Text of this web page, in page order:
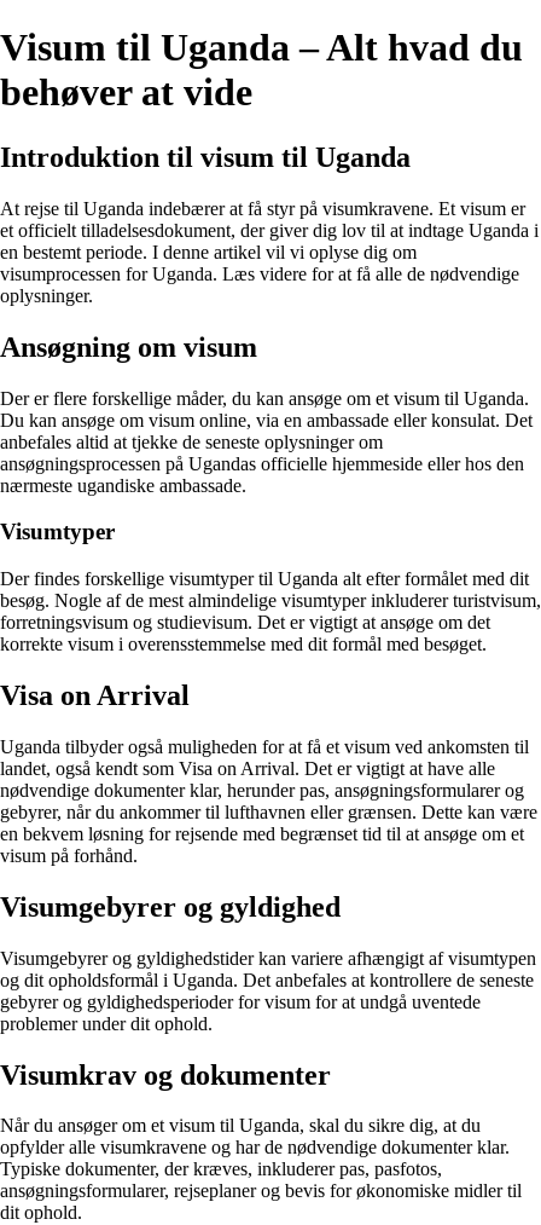
Visum til Uganda – Alt hvad du
behøver at vide
Introduktion til visum til Uganda
At rejse til Uganda indebærer at få styr på visumkravene. Et visum er
et officielt tilladelsesdokument, der giver dig lov til at indtage Uganda i
en bestemt periode. I denne artikel vil vi oplyse dig om
visumprocessen for Uganda. Læs videre for at få alle de nødvendige
oplysninger.
Ansøgning om visum
Der er flere forskellige måder, du kan ansøge om et visum til Uganda.
Du kan ansøge om visum online, via en ambassade eller konsulat. Det
anbefales altid at tjekke de seneste oplysninger om
ansøgningsprocessen på Ugandas officielle hjemmeside eller hos den
nærmeste ugandiske ambassade.
Visumtyper
Der findes forskellige visumtyper til Uganda alt efter formålet med dit
besøg. Nogle af de mest almindelige visumtyper inkluderer turistvisum,
forretningsvisum og studievisum. Det er vigtigt at ansøge om det
korrekte visum i overensstemmelse med dit formål med besøget.
Visa on Arrival
Uganda tilbyder også muligheden for at få et visum ved ankomsten til
landet, også kendt som Visa on Arrival. Det er vigtigt at have alle
nødvendige dokumenter klar, herunder pas, ansøgningsformularer og
gebyrer, når du ankommer til lufthavnen eller grænsen. Dette kan være
en bekvem løsning for rejsende med begrænset tid til at ansøge om et
visum på forhånd.
Visumgebyrer og gyldighed
Visumgebyrer og gyldighedstider kan variere afhængigt af visumtypen
og dit opholdsformål i Uganda. Det anbefales at kontrollere de seneste
gebyrer og gyldighedsperioder for visum for at undgå uventede
problemer under dit ophold.
Visumkrav og dokumenter
Når du ansøger om et visum til Uganda, skal du sikre dig, at du
opfylder alle visumkravene og har de nødvendige dokumenter klar.
Typiske dokumenter, der kræves, inkluderer pas, pasfotos,
ansøgningsformularer, rejseplaner og bevis for økonomiske midler til
dit ophold.